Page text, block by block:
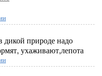
дикой природе надо
ухаживают,лепота